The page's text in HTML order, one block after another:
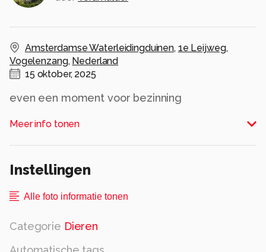
Amsterdamse Waterleidingduinen, 1e Leijweg,
Vogelenzang, Nederland
15 oktober, 2025
even een moment voor bezinning
Alle rechten voorbehouden
Meer info tonen
Instellingen
Alle foto informatie tonen
Categorie Dieren